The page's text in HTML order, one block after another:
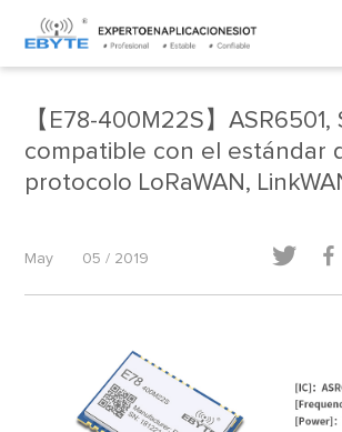
Home > Dinámica del producto
【E78-400M22S】ASR6501,
compatible con el estándar
protocolo LoRaWAN,
May 05 / 2019  